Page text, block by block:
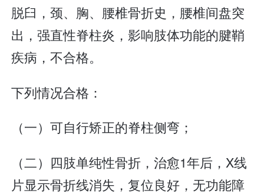
脱臼，颈、胸、腰椎骨折史，腰椎间盘突
出，强直性脊柱炎，影响肢体功能的腱鞘
疾病，不合格。
下列情况合格：
（一）可自行矫正的脊柱侧弯；
（二）四肢单纯性骨折，治愈1年后，X线
片显示骨折线消失，复位良好，无功能障